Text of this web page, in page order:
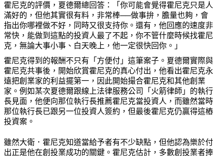
霍尼克的評價，夏德爾總回答：「你可能會覺得霍尼克只是人
滿好的，但他其實很有料，非常棒──做事拚，膽量也夠，會
指出你哪裡做不好，同時又很支持你。還有，他回應的速度非
常快，能做到這點的投資人最了不起，你不管什麼時候找霍尼
克，無論大事小事、白天晚上，他一定很快回你。」
霍尼克得到的報酬不只有「方便付」這筆案子。夏德爾實際與
霍尼克共事後，開始欣賞霍尼克的真心付出，他看出霍尼克永
遠把創業家的利益擺第一，因此開始撮合霍尼克和其他創業
家。例如某次夏德爾跟線上法律服務公司「火箭律師」的執行
長見面，他便向那位執行長推薦霍尼克當投資人，而雖然當時
那位執行長已跟另一位投資人簽約，但最後霍尼克仍贏得這樁
投資案。
雖然大衛．霍尼克知道當給予者有不少缺點，但他認為樂於付
出正是他在創投業成功的關鍵。霍尼克估計，多數創投業者捧